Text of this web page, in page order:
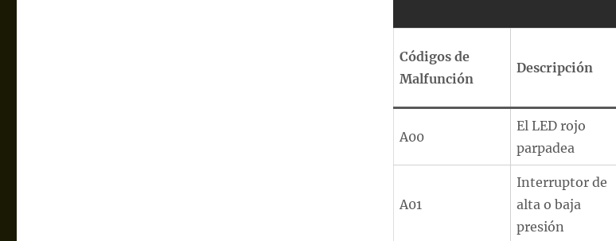
Códigos de
Malfunción
Descripción
A00
El LED rojo
parpadea
A01
Interruptor de
alta o baja
presión